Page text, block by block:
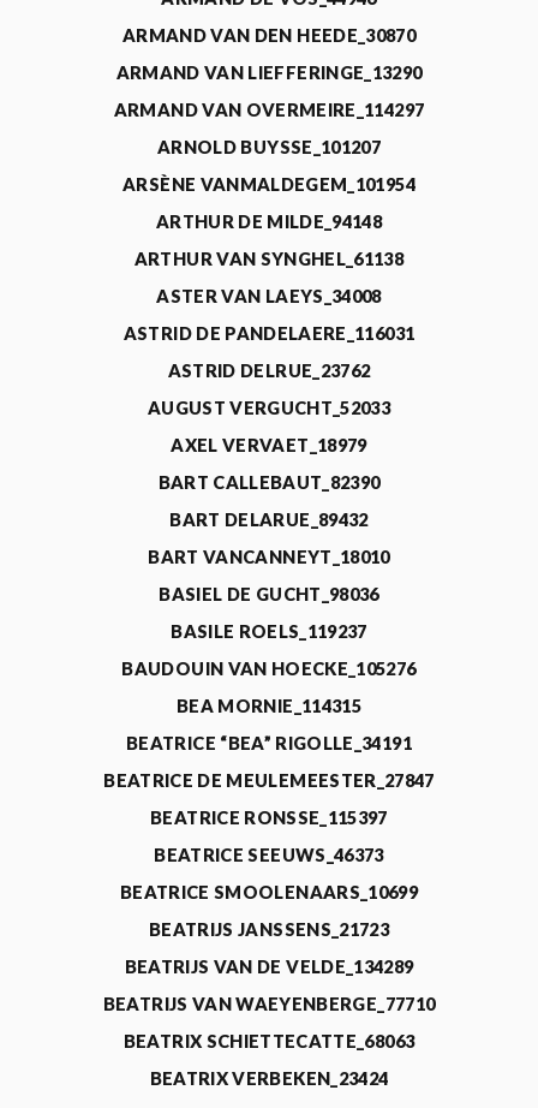
ARMAND VAN DEN HEEDE_30870
ARMAND VAN LIEFFERINGE_13290
ARMAND VAN OVERMEIRE_114297
ARNOLD BUYSSE_101207
ARSÈNE VANMALDEGEM_101954
ARTHUR DE MILDE_94148
ARTHUR VAN SYNGHEL_61138
ASTER VAN LAEYS_34008
ASTRID DE PANDELAERE_116031
ASTRID DELRUE_23762
AUGUST VERGUCHT_52033
AXEL VERVAET_18979
BART CALLEBAUT_82390
BART DELARUE_89432
BART VANCANNEYT_18010
BASIEL DE GUCHT_98036
BASILE ROELS_119237
BAUDOUIN VAN HOECKE_105276
BEA MORNIE_114315
BEATRICE “BEA” RIGOLLE_34191
BEATRICE DE MEULEMEESTER_27847
BEATRICE RONSSE_115397
BEATRICE SEEUWS_46373
BEATRICE SMOOLENAARS_10699
BEATRIJS JANSSENS_21723
BEATRIJS VAN DE VELDE_134289
BEATRIJS VAN WAEYENBERGE_77710
BEATRIX SCHIETTECATTE_68063
BEATRIX VERBEKEN_23424